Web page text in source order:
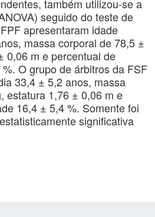
também utilizou-se a
seguido do teste de
apresentaram idade
massa corporal de 78,5 ±
0,06 m e percentual de
O grupo de árbitros da FSF
33,4 ± 5,2 anos, massa
estatura 1,76 ± 0,06 m e
16,4 ± 5,4 %. Somente foi
significativa